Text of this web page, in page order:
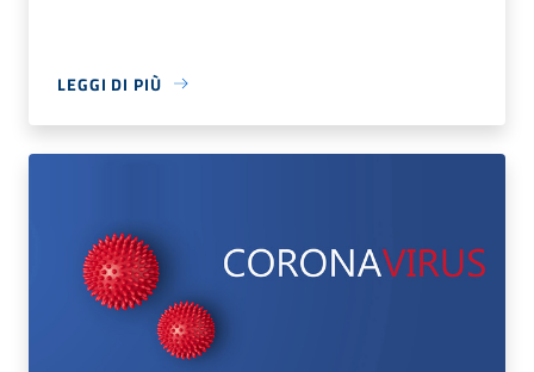
LEGGI DI PIÙ